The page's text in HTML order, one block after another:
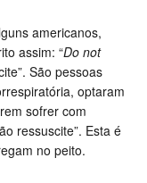
americanos,
assim: “Do not
São pessoas
optaram
sofrer com
ressuscite”. Esta é
no peito.